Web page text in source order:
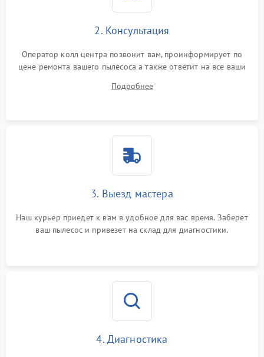
2. Консультация
Оператор колл центра позвонит вам, проинформирует по
цене ремонта вашего пылесоса а также ответит на все ваши
Подробнее
3. Выезд мастера
Наш курьер приедет к вам в удобное для вас время. Заберет
ваш пылесос и привезет на склад для диагностики.
4. Диагностика